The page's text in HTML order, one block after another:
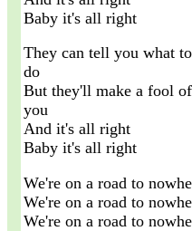
Baby it's all right
They can tell you what to
do
But they'll make a fool of
you
And it's all right
Baby it's all right
We're on a road to
We're on a road to
We're on a road to